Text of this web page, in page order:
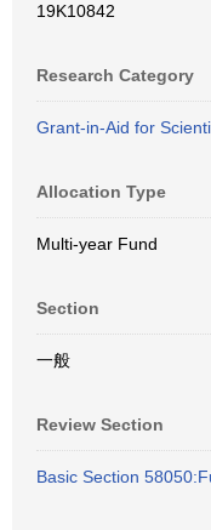
19K10842
Research Category
Grant-in-Aid for
Allocation Type
Multi-year Fund
Section
一般
Review Section
Basic Section